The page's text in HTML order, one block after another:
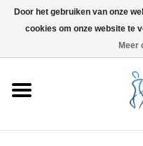
Door het gebruiken van onze
cookies om onze website te
Meer